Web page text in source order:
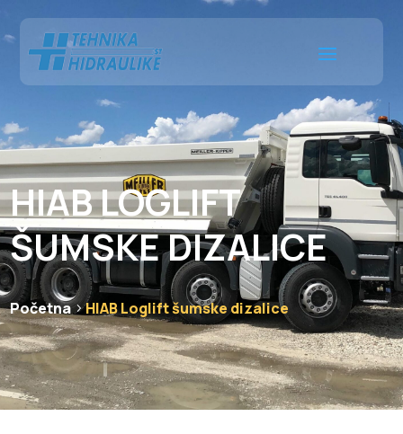
HIAB LOGLIFT
ŠUMSKE DIZALICE
Početna HIAB Loglift šumske dizalice